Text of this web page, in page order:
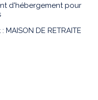
d'hébergement pour
DE RETRAITE